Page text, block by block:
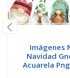
Imágenes
Navidad
Acuarela